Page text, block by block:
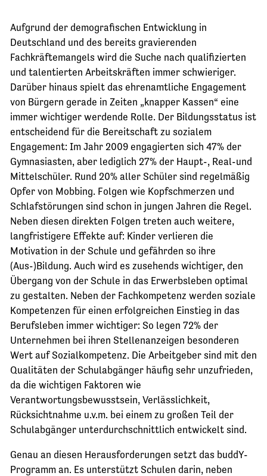
Aufgrund der demografischen Entwicklung in
Deutschland und des bereits gravierenden
Fachkräftemangels wird die Suche nach qualifizierten
und talentierten Arbeitskräften immer schwieriger.
Darüber hinaus spielt das ehrenamtliche Engagement
von Bürgern gerade in Zeiten „knapper Kassen“ eine
immer wichtiger werdende Rolle. Der Bildungsstatus ist
entscheidend für die Bereitschaft zu sozialem
Engagement: Im Jahr 2009 engagierten sich 47% der
Gymnasiasten, aber lediglich 27% der Haupt-, Real-und
Mittelschüler. Rund 20% aller Schüler sind regelmäßig
Opfer von Mobbing. Folgen wie Kopfschmerzen und
Schlafstörungen sind schon in jungen Jahren die Regel.
Neben diesen direkten Folgen treten auch weitere,
langfristigere Effekte auf: Kinder verlieren die
Motivation in der Schule und gefährden so ihre
(Aus-)Bildung. Auch wird es zusehends wichtiger, den
Übergang von der Schule in das Erwerbsleben optimal
zu gestalten. Neben der Fachkompetenz werden soziale
Kompetenzen für einen erfolgreichen Einstieg in das
Berufsleben immer wichtiger: So legen 72% der
Unternehmen bei ihren Stellenanzeigen besonderen
Wert auf Sozialkompetenz. Die Arbeitgeber sind mit den
Qualitäten der Schulabgänger häufig sehr unzufrieden,
da die wichtigen Faktoren wie
Verantwortungsbewusstsein, Verlässlichkeit,
Rücksichtnahme u.v.m. bei einem zu großen Teil der
Schulabgänger unterdurchschnittlich entwickelt sind.
Genau an diesen Herausforderungen setzt das buddY-
Programm an. Es unterstützt Schulen darin, neben